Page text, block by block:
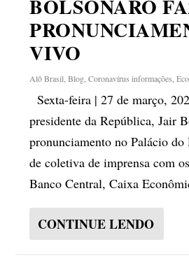
BOLSONARO
VIVO
Alô Brasil ,Blog ,Coronavírus informações ,
Sexta-feira | 27 de março,
presidente da República, Jair
pronunciamento no Palácio
de coletiva de imprensa com
Banco Central, Caixa
CONTINUE LENDO